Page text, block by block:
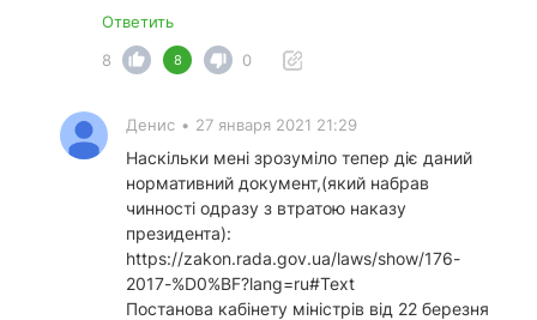
Ответить
8
8 0
Денис • 27 января 2021 21:29
Наскільки мені зрозуміло тепер діє даний
нормативний документ,(який набрав
чинності одразу з втратою наказу
президента):
https://zakon.rada.gov.ua/laws/show/176-
2017-%D0%BF?lang=ru#Text
Постанова кабінету міністрів від 22 березня